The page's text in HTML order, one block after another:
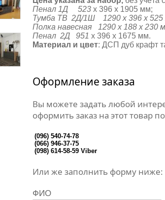
Пенал 1Д 523х 396 х 1905 мм;
Тумба ТВ 2Д/1Ш 1290 х 396 х 525
Полка навесная 1290 х 188 х 230
Пенал 2Д 951 х 396 х 1675 мм.
Материал и цвет: ДСП дуб крафт
Оформление заказа
Вы можете задать любой
оформить заказ на этот товар
(096) 540-74-78
(066) 946-37-75
(098) 614-58-59 Viber
Или же заполнить форму ниже:
ФИО